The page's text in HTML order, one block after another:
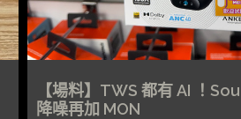
【場料】TWS 都有 AI ！
降噪再加 MON